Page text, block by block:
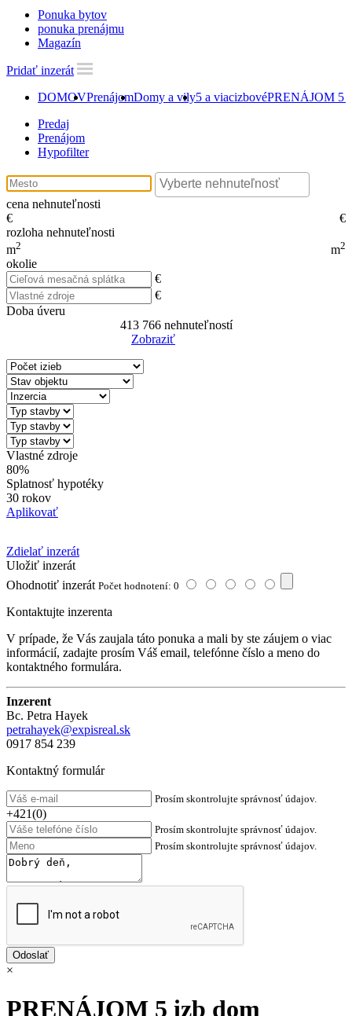
Ponuka bytov
ponuka prenájmu
Magazín
Pridať inzerát
DOMOVPrenájomDomy a vily5 a viacizbovéPRENÁJOM 5
Predaj
Prenájom
Hypofilter
cena nehnuteľnosti
€
€
rozloha nehnuteľnosti
m2 m2
okolie
€
€
Doba úveru
413 766nehnuteľností
Zobraziť
Vlastné zdroje
80%
Splatnosť hypotéky
30 rokov
Aplikovať
Zdielať inzerát
Uložiť inzerát
Ohodnotiť inzerát Počet hodnotení: 0
Kontaktujte inzerenta
V prípade, že Vás zaujala táto ponuka a mali by ste záujem o viac
informácií, zadajte prosím Váš email, telefónne číslo a meno do
kontaktného formulára.
Inzerent
Bc. Petra Hayek
petrahayek@expisreal.sk
0917 854 239
Kontaktný formulár
Prosím skontrolujte správnosť údajov.
+421(0)
Prosím skontrolujte správnosť údajov.
Prosím skontrolujte správnosť údajov.
×
PRENÁJOM 5 izb dom